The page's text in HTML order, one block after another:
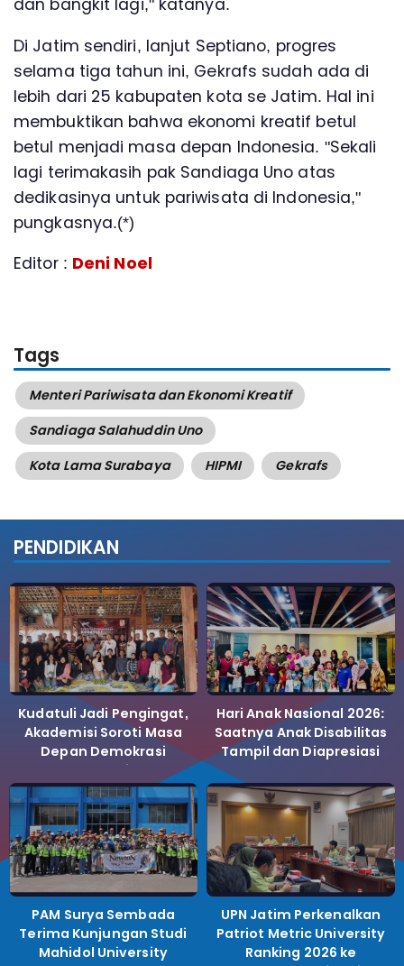
dan bangkit lagi," katanya.
Di Jatim sendiri, lanjut Septiano, progres
selama tiga tahun ini, Gekrafs sudah ada di
lebih dari 25 kabupaten kota se Jatim. Hal ini
membuktikan bahwa ekonomi kreatif betul
betul menjadi masa depan Indonesia. "Sekali
lagi terimakasih pak Sandiaga Uno atas
dedikasinya untuk pariwisata di Indonesia,"
pungkasnya.(*)
Editor : Deni Noel
Tags
Menteri Pariwisata dan Ekonomi Kreatif
Sandiaga Salahuddin Uno
Kota Lama Surabaya
HIPMI Gekrafs
PENDIDIKAN
Kudatuli Jadi Pengingat,
Akademisi Soroti Masa
Depan Demokrasi
Indonesia
Hari Anak Nasional 2026:
Saatnya Anak Disabilitas
Tampil dan Diapresiasi
PAM Surya Sembada
Terima Kunjungan Studi
Mahidol University
UPN Jatim Perkenalkan
Patriot Metric University
Ranking 2026 ke